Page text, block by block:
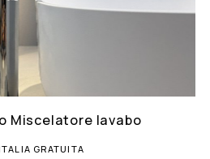
Miscelatore lavabo
GRATUITA